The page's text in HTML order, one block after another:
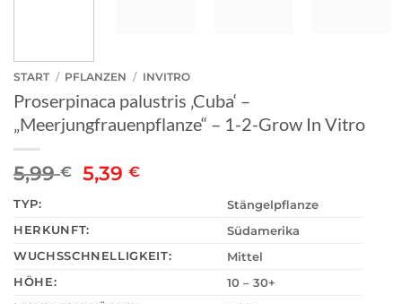
START / PFLANZEN / INVITRO
Proserpinaca palustris ‚Cuba‘ –
„Meerjungfrauenpflanze“ – 1-2-Grow In Vitro
5,99€ Ursprünglicher
Preis
5,99 €
5,39€Aktueller
TYP:
Stängelpflanze
HERKUNFT:
Südamerika
WUCHSSCHNELLIGKEIT:
Mittel
HÖHE:
10 – 30+